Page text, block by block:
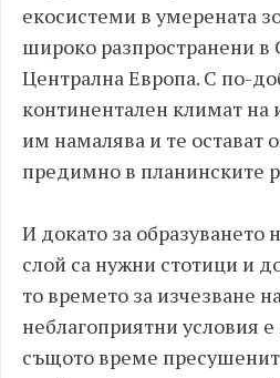
екосистеми в умерената
широко разпространени в
Централна Европа. С по-
континентален климат на
им намалява и те остават
предимно в планинските
И докато за образуването
слой са нужни стотици и
то времето за изчезване
неблагоприятни условия
същото време